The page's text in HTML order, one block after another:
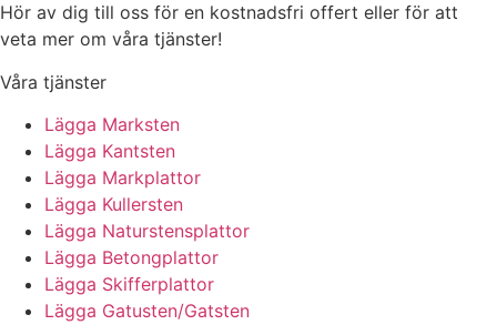
Hör av dig till oss för en kostnadsfri offert eller för att
veta mer om våra tjänster!
Våra tjänster
Lägga Marksten
Lägga Kantsten
Lägga Markplattor
Lägga Kullersten
Lägga Naturstensplattor
Lägga Betongplattor
Lägga Skifferplattor
Lägga Gatusten/Gatsten